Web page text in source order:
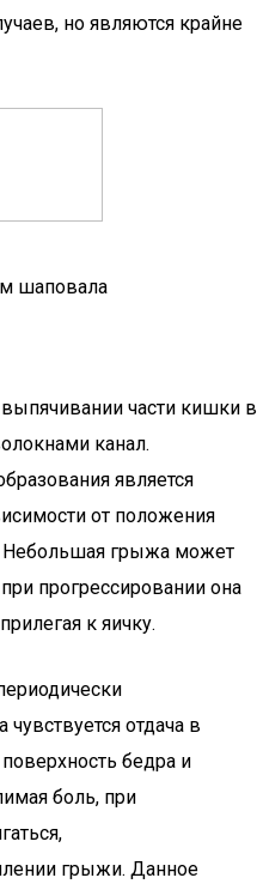
но являются крайне
шаповала
части кишки в
канал.
является
от положения
Небольшая грыжа может
прогрессировании она
к яичку.
чувствуется отдача в
бедра и
боль, при
грыжи. Данное